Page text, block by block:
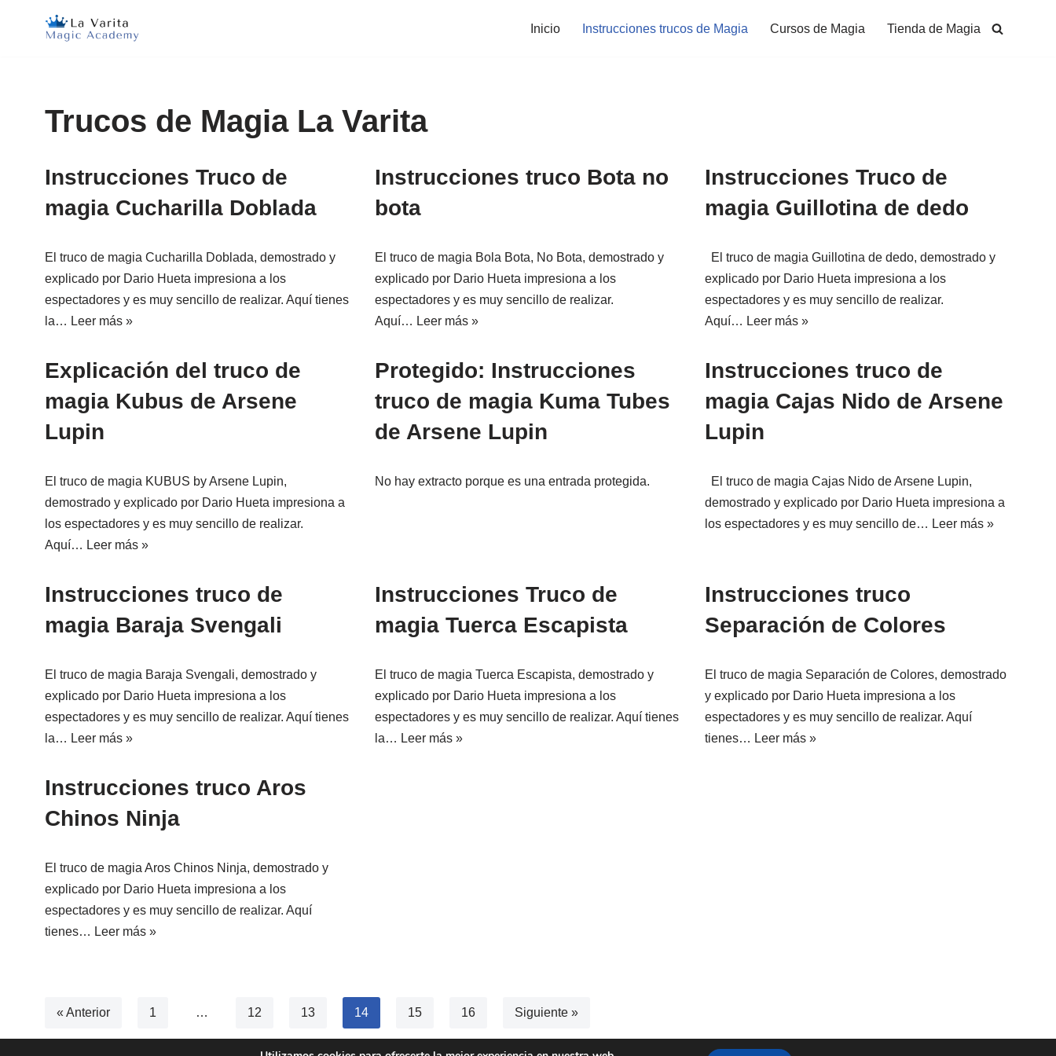
Inicio Instrucciones trucos de Magia Cursos de Magia Tienda de Magia
Trucos de Magia La Varita
Instrucciones Truco de
magia Cucharilla Doblada
El truco de magia Cucharilla Doblada, demostrado y
explicado por Dario Hueta impresiona a los
espectadores y es muy sencillo de realizar. Aquí tienes
la… Leer más »
Instrucciones truco Bota no
bota
El truco de magia Bola Bota, No Bota, demostrado y
explicado por Dario Hueta impresiona a los
espectadores y es muy sencillo de realizar.
Aquí… Leer más »
Instrucciones Truco de
magia Guillotina de dedo
El truco de magia Guillotina de dedo, demostrado y
explicado por Dario Hueta impresiona a los
espectadores y es muy sencillo de realizar.
Aquí… Leer más »
Explicación del truco de
magia Kubus de Arsene
Lupin
El truco de magia KUBUS by Arsene Lupin,
demostrado y explicado por Dario Hueta impresiona a
los espectadores y es muy sencillo de realizar.
Aquí… Leer más »
Protegido: Instrucciones
truco de magia Kuma Tubes
de Arsene Lupin
No hay extracto porque es una entrada protegida.
Instrucciones truco de
magia Cajas Nido de Arsene
Lupin
El truco de magia Cajas Nido de Arsene Lupin,
demostrado y explicado por Dario Hueta impresiona a
los espectadores y es muy sencillo de… Leer más »
Instrucciones truco de
magia Baraja Svengali
El truco de magia Baraja Svengali, demostrado y
explicado por Dario Hueta impresiona a los
espectadores y es muy sencillo de realizar. Aquí tienes
la… Leer más »
Instrucciones Truco de
magia Tuerca Escapista
El truco de magia Tuerca Escapista, demostrado y
explicado por Dario Hueta impresiona a los
espectadores y es muy sencillo de realizar. Aquí tienes
la… Leer más »
Instrucciones truco
Separación de Colores
El truco de magia Separación de Colores, demostrado
y explicado por Dario Hueta impresiona a los
espectadores y es muy sencillo de realizar. Aquí
tienes… Leer más »
Instrucciones truco Aros
Chinos Ninja
El truco de magia Aros Chinos Ninja, demostrado y
explicado por Dario Hueta impresiona a los
espectadores y es muy sencillo de realizar. Aquí
tienes… Leer más »
« Anterior 1 … 12 13 14 15 16 Siguiente »